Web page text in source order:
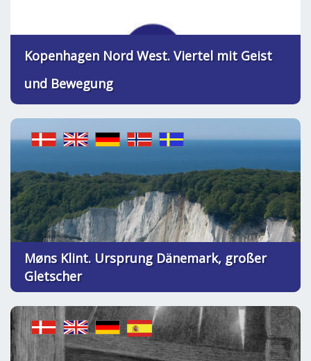
Kopenhagen Nord West. Viertel mit Geist
und Bewegung
Møns Klint. Ursprung Dänemark, großer
Gletscher